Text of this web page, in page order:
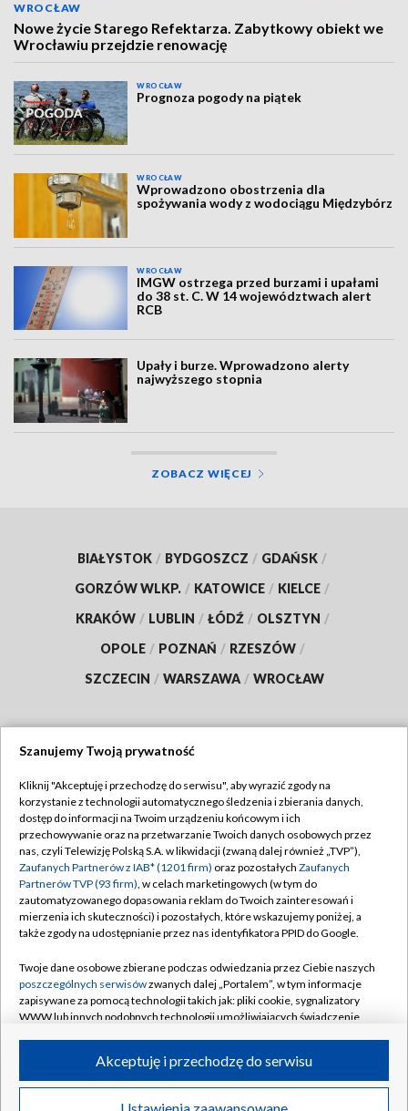
WROCŁAW
Nowe życie Starego Refektarza. Zabytkowy obiekt we
Wrocławiu przejdzie renowację
WROCŁAW
Prognoza pogody na piątek
WROCŁAW
Wprowadzono obostrzenia dla
spożywania wody z wodociągu Międzybórz
WROCŁAW
IMGW ostrzega przed burzami i upałami
do 38 st. C. W 14 województwach alert
RCB
Upały i burze. Wprowadzono alerty
najwyższego stopnia
ZOBACZ WIĘCEJ
BIAŁYSTOK / BYDGOSZCZ / GDAŃSK /
GORZÓW WLKP. / KATOWICE / KIELCE /
KRAKÓW / LUBLIN / ŁÓDŹ / OLSZTYN /
OPOLE / POZNAŃ / RZESZÓW /
SZCZECIN / WARSZAWA / WROCŁAW
TVP
Abonament TVP
Emisja w TVP
Centrum informacji TVP
Naziemna Telewizja Cyfrowa
Rada Programowa
System NOS
Informacje o nadawcy
Program dla prasy
Regulamin TVP
Polityka prywatności
Moje zgody
Pomoc
Kontakt
Kanały
©2026 Telewizja Polska S.A. w likwidacji
Szanujemy Twoją prywatność
Kliknij "Akceptuję i przechodzę do serwisu", aby wyrazić zgody na
korzystanie z technologii automatycznego śledzenia i zbierania danych,
dostęp do informacji na Twoim urządzeniu końcowym i ich
przechowywanie oraz na przetwarzanie Twoich danych osobowych przez
nas, czyli Telewizję Polską S.A. w likwidacji (zwaną dalej również „TVP”),
Zaufanych Partnerów z IAB* (1201 firm) oraz pozostałych Zaufanych
Partnerów TVP (93 firm), w celach marketingowych (w tym do
zautomatyzowanego dopasowania reklam do Twoich zainteresowań i
mierzenia ich skuteczności) i pozostałych, które wskazujemy poniżej, a
także zgody na udostępnianie przez nas identyfikatora PPID do Google.
Twoje dane osobowe zbierane podczas odwiedzania przez Ciebie naszych
poszczególnych serwisówzwanych dalej „Portalem”, w tym informacje
zapisywane za pomocą technologii takich jak: pliki cookie, sygnalizatory
WWW lub innych podobnych technologii umożliwiających świadczenie
ruchu w Internecie.
Twoje dane osobowe zbierane podczas odwiedzania przez Ciebie
Akceptuję i przechodzę do serwisu